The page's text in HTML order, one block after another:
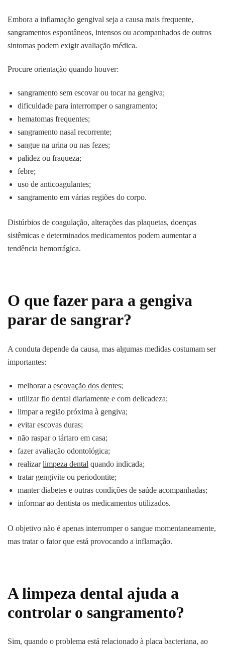
Embora a inflamação gengival seja a causa mais frequente,
sangramentos espontâneos, intensos ou acompanhados de outros
sintomas podem exigir avaliação médica.
Procure orientação quando houver:
sangramento sem escovar ou tocar na gengiva;
dificuldade para interromper o sangramento;
hematomas frequentes;
sangramento nasal recorrente;
sangue na urina ou nas fezes;
palidez ou fraqueza;
febre;
uso de anticoagulantes;
sangramento em várias regiões do corpo.
Distúrbios de coagulação, alterações das plaquetas, doenças
sistêmicas e determinados medicamentos podem aumentar a
tendência hemorrágica.
O que fazer para a gengiva
parar de sangrar?
A conduta depende da causa, mas algumas medidas costumam ser
importantes:
melhorar a escovação dos dentes;
utilizar fio dental diariamente e com delicadeza;
limpar a região próxima à gengiva;
evitar escovas duras;
não raspar o tártaro em casa;
fazer avaliação odontológica;
realizarlimpeza dental quando indicada;
tratar gengivite ou periodontite;
manter diabetes e outras condições de saúde acompanhadas;
informar ao dentista os medicamentos utilizados.
O objetivo não é apenas interromper o sangue momentaneamente,
mas tratar o fator que está provocando a inflamação.
A limpeza dental ajuda a
controlar o sangramento?
Sim, quando o problema está relacionado à placa bacteriana, ao